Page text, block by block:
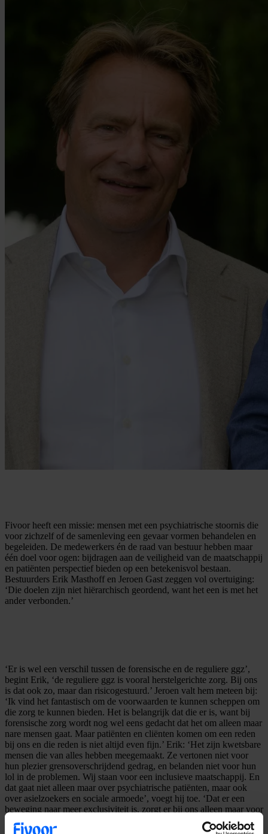
Fivoor heeft een missie: mensen met een psychiatrische stoornis die
voor zichzelf of de samenleving een gevaar vormen behandelen en
begeleiden. De medewerkers én de raad van bestuur hebben maar
één doel voor ogen: bijdragen aan de veiligheid van de maatschappij
en patiënten perspectief bieden op een betekenisvol bestaan.
Bestuurders Erik Masthoff en Jeroen Gast zeggen vol overtuiging:
‘Die doelen zijn niet hiërarchisch geordend, want het een is met het
ander verbonden.’
‘Er is wel een verschil tussen de forensische en de reguliere ggz’,
begint Erik, ‘de reguliere ggz is vooral herstelgerichte zorg. Bij ons
is dat ook zo, maar dan risicogestuurd.’ Jeroen valt hem meteen bij:
‘Ik vind het fantastisch om de voorwaarden te kunnen scheppen om
die zorg te kunnen bieden. Het is belangrijk dat die er is, want bij
forensische zorg wordt nog wel eens gedacht dat het om alleen maar
nare mensen gaat. Maar patiënten en cliënten komen om een reden
bij ons en die reden is niet altijd even fijn.’ Erik: ‘Het zijn kwetsbare
mensen die van alles hebben meegemaakt. Ze vertonen niet voor
hun plezier grensoverschrijdend gedrag, en belanden niet voor hun
lol in de problemen. Wij staan voor een inclusieve maatschappij. En
dat gaat niet alleen maar over psychiatrische patiënten, maar ook
over asielzoekers en sociale armoede’, voegt hij toe. ‘Dat er een
beweging naar meer exclusiviteit is, zorgt er bij ons alleen maar voor
dat het vuur harder gaat branden.’ Zelfs als Fivoor die weerstand
nooit helemaal kan wegnemen: ‘Wij willen dat de mensen waar wij